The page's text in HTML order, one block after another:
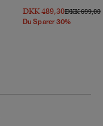
DKK 489,30Pris Nedsat
DKK 699,00
Du Sparer 30%